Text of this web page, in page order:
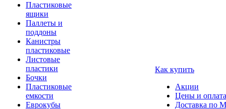
Пластиковые
ящики
Паллеты и
поддоны
Канистры
пластиковые
Листовые
пластики
Бочки
Пластиковые
емкости
Еврокубы
Как купить
Акции
Цены и оплата
Доставка по